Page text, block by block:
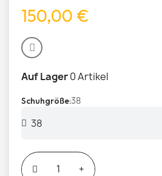
150,00 €
Auf Lager0 Artikel
Schuhgröße 38